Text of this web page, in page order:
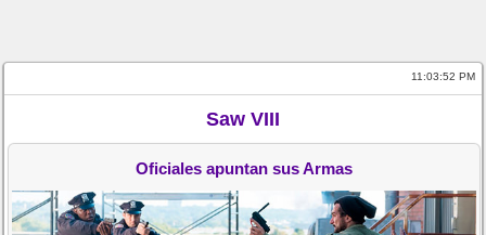
11:03:52 PM
Saw VIII
Oficiales apuntan sus Armas